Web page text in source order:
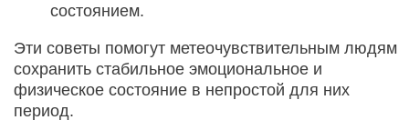
состоянием.
Эти советы помогут метеочувствительным людям
сохранить стабильное эмоциональное и
физическое состояние в непростой для них
период.